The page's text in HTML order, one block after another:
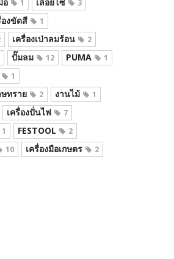
1 3
องขัดสี 1
เครื่องเป่าลมร้อน 2
ปั๊มลม 12 PUMA 1
1
ทราย 2 งานไม้ 1
เครื่องปั่นไฟ 7
1 FESTOOL 2
10 เครื่องมือเกษตร 2